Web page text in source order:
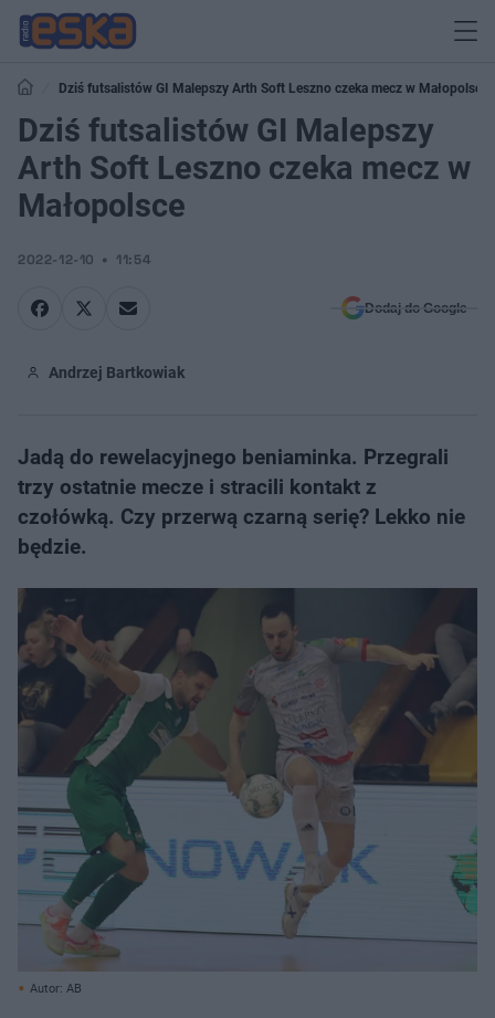
Dziś futsalistów GI Malepszy Arth Soft Leszno czeka mecz w Małopolsce
Dziś futsalistów GI Malepszy
Arth Soft Leszno czeka mecz w
Małopolsce
2022-12-10 11:54
Dodaj do Google
Andrzej Bartkowiak
Jadą do rewelacyjnego beniaminka. Przegrali
trzy ostatnie mecze i stracili kontakt z
czołówką. Czy przerwą czarną serię? Lekko nie
będzie.
Autor: AB